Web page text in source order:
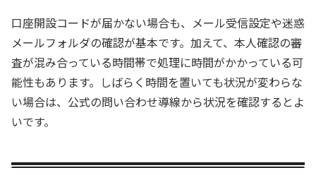
口座開設コードが届かない場合も、メール受信設定や迷惑
メールフォルダの確認が基本です。加えて、本人確認の審
査が混み合っている時間帯で処理に時間がかかっている可
能性もあります。しばらく時間を置いても状況が変わらな
い場合は、公式の問い合わせ導線から状況を確認するとよ
いです。